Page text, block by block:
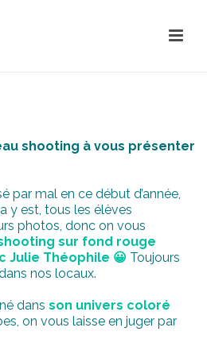
shooting à vous présenter
par mal en ce début d’année,
y est, tous les élèves
photos, donc on vous
sur fond rouge
Julie Théophile 😀 Toujours
nos locaux.
dans son univers coloré
on vous laisse en juger par